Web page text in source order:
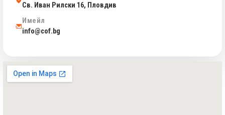
Св. Иван Рилски 16, Пловдив
Имейл
info@cof.bg